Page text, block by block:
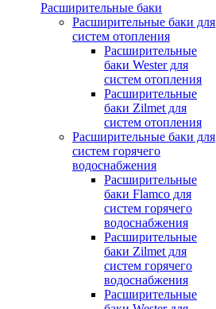
Расширительные баки
Расширительные баки для
систем отопления
Расширительные
баки Wester для
систем отопления
Расширительные
баки Zilmet для
систем отопления
Расширительные баки для
систем горячего
водоснабжения
Расширительные
баки Flamco для
систем горячего
водоснабжения
Расширительные
баки Zilmet для
систем горячего
водоснабжения
Расширительные